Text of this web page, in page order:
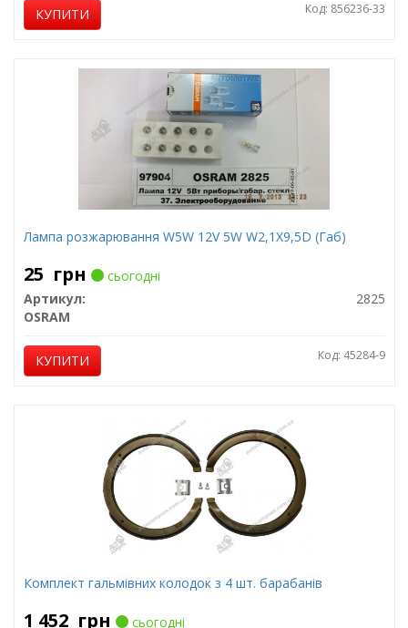
КУПИТИ Код: 856236-33
Лампа розжарювання W5W 12V 5W W2,1X9,5D (Габ)
25 грн
сьогодні
Артикул:
2825
OSRAM
КУПИТИ Код: 45284-9
Комплект гальмівних колодок з 4 шт. барабанів
1 452 грн сьогодні